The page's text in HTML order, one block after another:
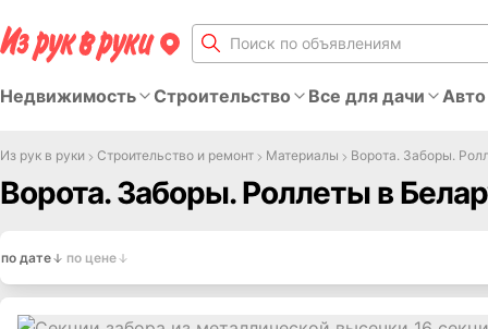
Недвижимость Строительство Все для дачи
Из рук в руки Строительство и ремонт Материалы Ворота. Заборы.
Ворота. Заборы. Роллеты в
по дате по цене